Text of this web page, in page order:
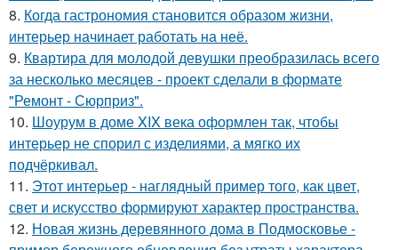
8. Когда гастрономия становится образом жизни,
интерьер начинает работать на неё.
9. Квартира для молодой девушки преобразилась всего
за несколько месяцев - проект сделали в формате
"Ремонт - Сюрприз".
10. Шоурум в доме XIX века оформлен так, чтобы
интерьер не спорил с изделиями, а мягко их
подчёркивал.
11. Этот интерьер - наглядный пример того, как цвет,
свет и искусство формируют характер пространства.
12. Новая жизнь деревянного дома в Подмосковье -